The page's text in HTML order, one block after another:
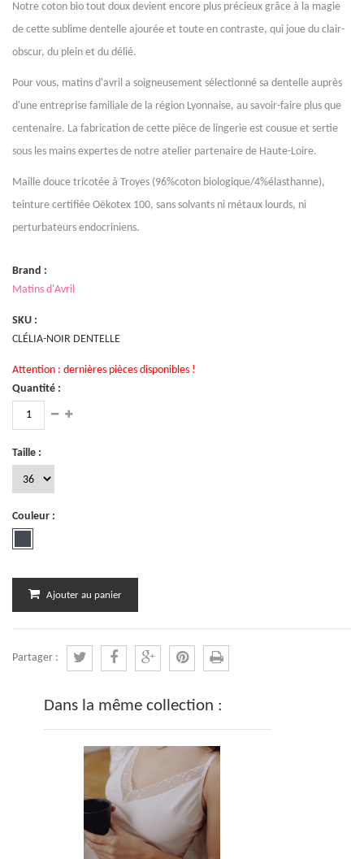
Notre coton bio tout doux devient encore plus précieux grâce à la magie
de cette sublime dentelle ajourée et toute en contraste, qui joue du clair-
obscur, du plein et du délié.
Pour vous, matins d'avril a soigneusement sélectionné sa dentelle auprès
d'une entreprise familiale de la région Lyonnaise, au savoir-faire plus que
centenaire. La fabrication de cette pièce de lingerie est cousue et sertie
sous les mains expertes de notre atelier partenaire de Haute-Loire.
Maille douce tricotée à Troyes (96%coton biologique/4%élasthanne),
teinture certifiée Oëkotex 100, sans solvants ni métaux lourds, ni
perturbateurs endocriniens.
Brand :
Matins d'Avril
SKU :
CLÉLIA-NOIR DENTELLE
Attention : dernières pièces disponibles !
Quantité :
Taille :
Couleur :
Ajouter au panier
Partager :
Dans la même collection :